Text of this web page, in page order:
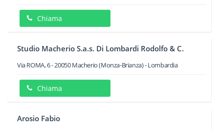
Chiama
Studio Macherio S.a.s. Di Lombardi Rodolfo & C.
Via ROMA, 6-20050Macherio(Monza-Brianza) -Lombardia
Chiama
Arosio Fabio